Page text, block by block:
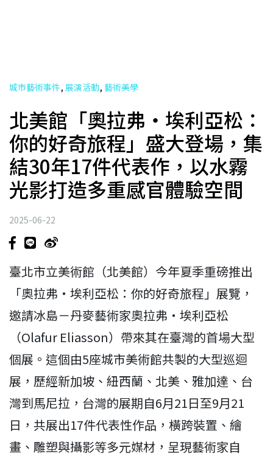
城市藝術事件, 展演活動, 藝術美學
北美館「奧拉弗・埃利亞松：
你的好奇旅程」盛大登場，集
結30年17件代表作，以水霧
光影打造多重感官體驗空間
2025-06-22
臺北市立美術館（北美館）今年夏季重磅推出
「奧拉弗・埃利亞松：你的好奇旅程」展覽，
邀請冰島－丹麥藝術家奧拉弗・埃利亞松
（Olafur Eliasson）帶來其在臺灣的首場大型
個展。這個由5座城市美術館共製的大型巡迴
展，歷經新加坡、紐西蘭、北美、雅加達、台
灣到馬尼拉，台灣的展期自6月21日至9月21
日，共展出17件代表性作品，橫跨裝置、繪
畫、雕塑與攝影等多元媒材，呈現藝術家自